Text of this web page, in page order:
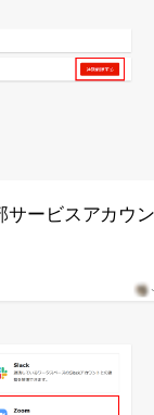
サービスアカウ